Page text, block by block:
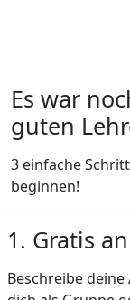
Es war
guten
3 einfache
beginnen!
1. Gratis
Beschreibe